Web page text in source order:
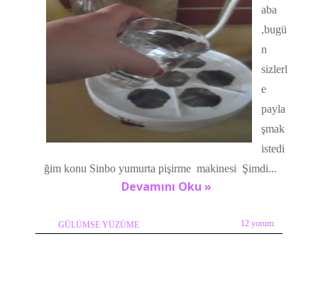
aba
,bugü
n
sizlerl
e
payla
şmak
istedi
ğim konu Sinbo yumurta pişirme makinesi Şimdi...
Devamını Oku »
GÜLÜMSE YÜZÜME 12 yorum: